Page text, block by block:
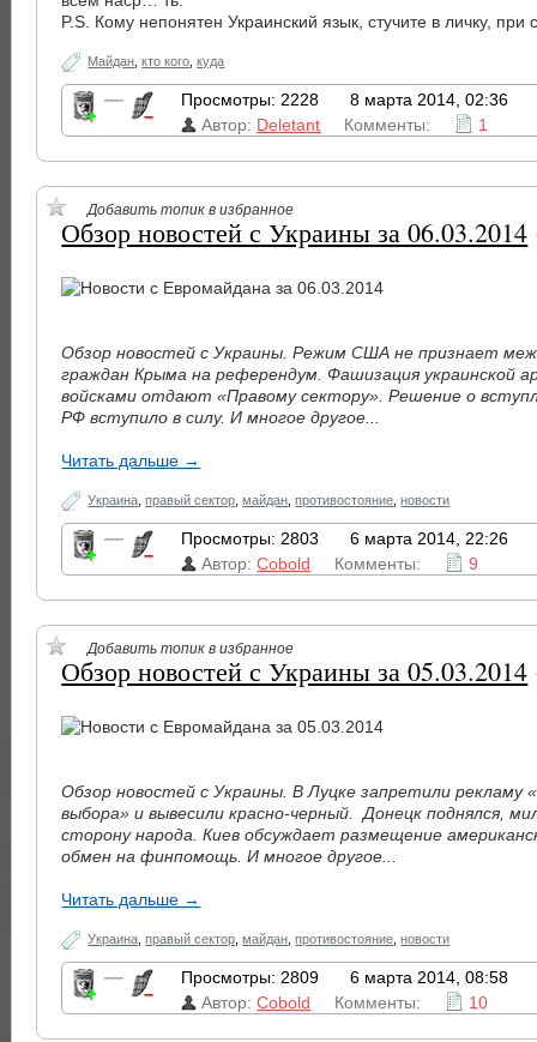
P.S. Кому непонятен Украинский язык, стучите в личку, при
Майдан ,кто кого ,куда
— Просмотры: 2228
8 марта 2014, 02:36
Автор: Deletant Комменты: 1
Добавить топик в избранное
Обзор новостей с Украины за 06.03.2014
Обзор новостей с Украины. Режим США не признает
граждан Крыма на референдум. Фашизация украинской
войсками отдают «Правому сектору». Решение о
РФ вступило в силу. И многое другое...
Читать дальше →
Украина ,правый сектор ,майдан ,противостояние ,новости
— Просмотры: 2803
6 марта 2014, 22:26
Автор:Cobold Комменты: 9
Добавить топик в избранное
Обзор новостей с Украины за 05.03.2014
Обзор новостей с Украины. В Луцке запретили рекламу
выбора» и вывесили красно-черный.Донецк поднялся,
сторону народа. Киев обсуждает размещение
обмен на финпомощь. И многое другое...
Читать дальше →
Украина ,правый сектор ,майдан ,противостояние ,новости
— Просмотры: 2809
6 марта 2014, 08:58
Автор:Cobold Комменты: 10